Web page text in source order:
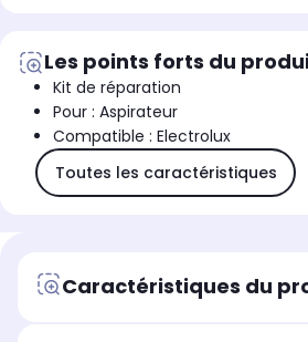
Les points forts du
Kit de réparation
Pour : Aspirateur
Compatible : Electrolux
Toutes les caractéristiques
Caractéristiques du